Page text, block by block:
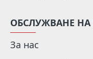
ОБСЛУЖВАНЕ
За нас